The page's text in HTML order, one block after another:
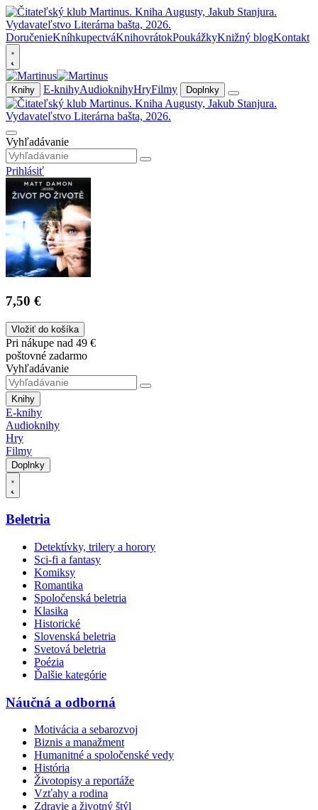
DoručenieKníhkupectváKnihovrátokPoukážkyKnižný blogKontakt
Knihy E-knihyAudioknihyHryFilmy Doplnky
Vyhľadávanie
Prihlásiť
7,50 €
Vložiť do košíka
Pri nákupe nad 49 €
poštovné zadarmo
Vyhľadávanie
Knihy
E-knihy
Audioknihy
Hry
Filmy
Doplnky
Beletria
Detektívky, trilery a horory
Sci-fi a fantasy
Komiksy
Romantika
Spoločenská beletria
Klasika
Historické
Slovenská beletria
Svetová beletria
Poézia
Ďalšie kategórie
Náučná a odborná
Motivácia a sebarozvoj
Biznis a manažment
Humanitné a spoločenské vedy
História
Životopisy a reportáže
Vzťahy a rodina
Zdravie a životný štýl